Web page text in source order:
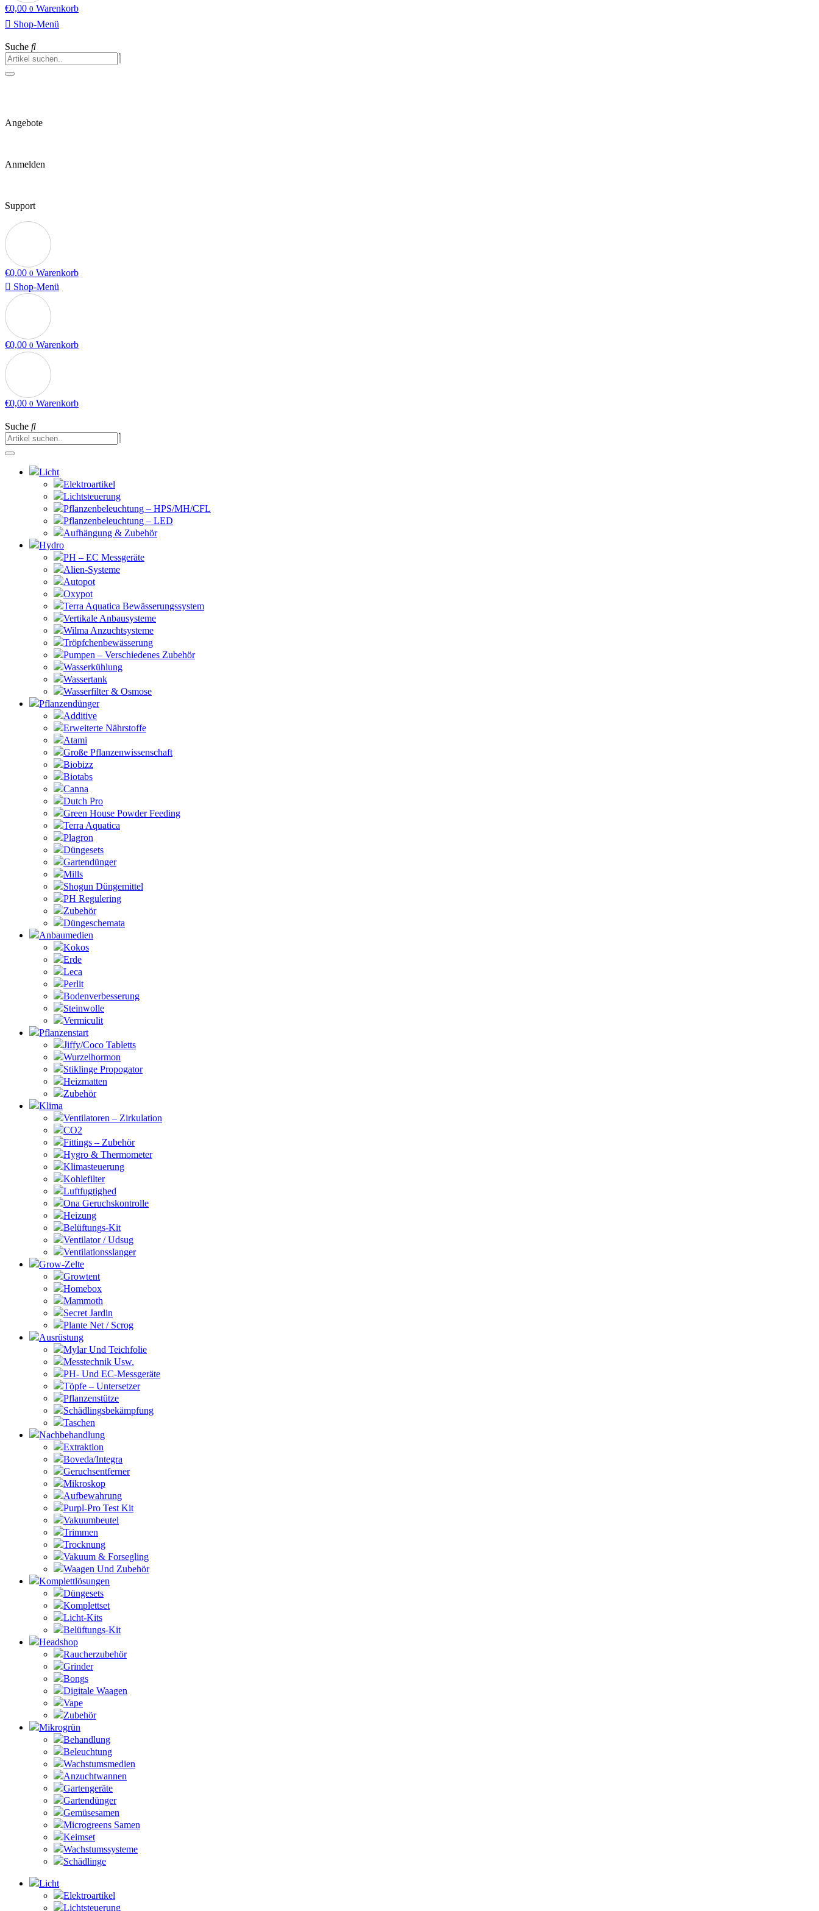
€0,00 0 Warenkorb
Shop-Menü
Suche
Angebote
Anmelden
Support
€0,00 0 Warenkorb
Shop-Menü
€0,00 0 Warenkorb
€0,00 0 Warenkorb
Suche
Licht
Elektroartikel
Lichtsteuerung
Pflanzenbeleuchtung – HPS/MH/CFL
Pflanzenbeleuchtung – LED
Aufhängung & Zubehör
Hydro
PH – EC Messgeräte
Alien-Systeme
Autopot
Oxypot
Terra Aquatica Bewässerungssystem
Vertikale Anbausysteme
Wilma Anzuchtsysteme
Tröpfchenbewässerung
Pumpen – Verschiedenes Zubehör
Wasserkühlung
Wassertank
Wasserfilter & Osmose
Pflanzendünger
Additive
Erweiterte Nährstoffe
Atami
Große Pflanzenwissenschaft
Biobizz
Biotabs
Canna
Dutch Pro
Green House Powder Feeding
Terra Aquatica
Plagron
Düngesets
Gartendünger
Mills
Shogun Düngemittel
PH Regulering
Zubehör
Düngeschemata
Anbaumedien
Kokos
Erde
Leca
Perlit
Bodenverbesserung
Steinwolle
Vermiculit
Pflanzenstart
Jiffy/Coco Tabletts
Wurzelhormon
Stiklinge Propogator
Heizmatten
Zubehör
Klima
Ventilatoren – Zirkulation
CO2
Fittings – Zubehör
Hygro & Thermometer
Klimasteuerung
Kohlefilter
Luftfugtighed
Ona Geruchskontrolle
Heizung
Belüftungs-Kit
Ventilator / Udsug
Ventilationsslanger
Grow-Zelte
Growtent
Homebox
Mammoth
Secret Jardin
Plante Net / Scrog
Ausrüstung
Mylar Und Teichfolie
Messtechnik Usw.
PH- Und EC-Messgeräte
Töpfe – Untersetzer
Pflanzenstütze
Schädlingsbekämpfung
Taschen
Nachbehandlung
Extraktion
Boveda/Integra
Geruchsentferner
Mikroskop
Aufbewahrung
Purpl-Pro Test Kit
Vakuumbeutel
Trimmen
Trocknung
Vakuum & Forsegling
Waagen Und Zubehör
Komplettlösungen
Düngesets
Komplettset
Licht-Kits
Belüftungs-Kit
Headshop
Raucherzubehör
Grinder
Bongs
Digitale Waagen
Vape
Zubehör
Mikrogrün
Behandlung
Beleuchtung
Wachstumsmedien
Anzuchtwannen
Gartengeräte
Gartendünger
Gemüsesamen
Microgreens Samen
Keimset
Wachstumssysteme
Schädlinge
Licht
Elektroartikel
Lichtsteuerung